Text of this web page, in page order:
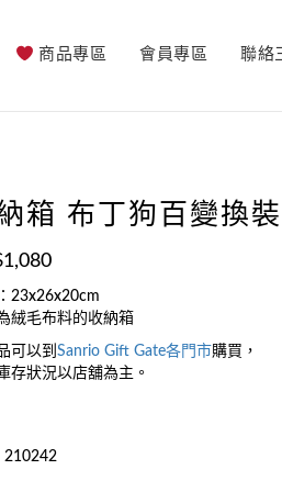
商品專區 會員專區 聯絡
箱 布丁狗百變換裝
1,080
23x26x20cm
絨毛布料的收納箱
可以到Sanrio Gift Gate各門市 購買，
存狀況以店舖為主。
210242